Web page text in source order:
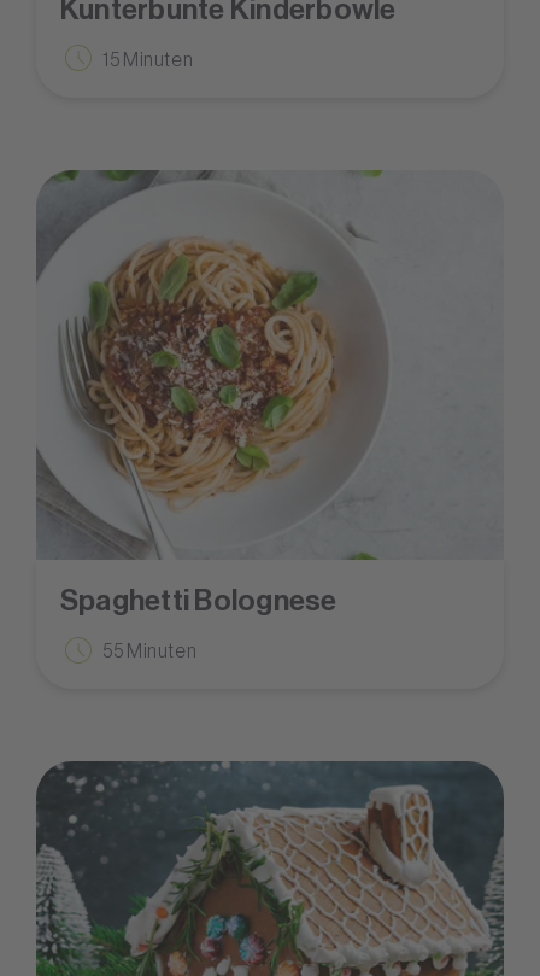
Kunterbunte Kinderbowle
15 Minuten
Spaghetti Bolognese
55 Minuten